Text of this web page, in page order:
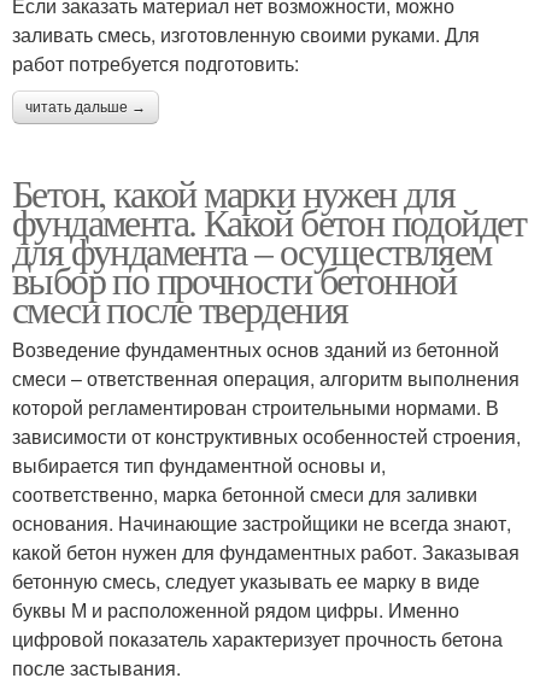
Если заказать материал нет возможности, можно
заливать смесь, изготовленную своими руками. Для
работ потребуется подготовить:
читать дальше →
Бетон, какой марки нужен для
фундамента. Какой бетон подойдет
для фундамента – осуществляем
выбор по прочности бетонной
смеси после твердения
Возведение фундаментных основ зданий из бетонной
смеси – ответственная операция, алгоритм выполнения
которой регламентирован строительными нормами. В
зависимости от конструктивных особенностей строения,
выбирается тип фундаментной основы и,
соответственно, марка бетонной смеси для заливки
основания. Начинающие застройщики не всегда знают,
какой бетон нужен для фундаментных работ. Заказывая
бетонную смесь, следует указывать ее марку в виде
буквы М и расположенной рядом цифры. Именно
цифровой показатель характеризует прочность бетона
после застывания.